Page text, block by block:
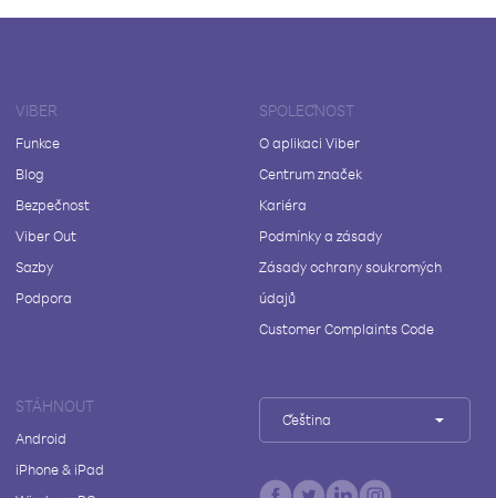
VIBER
Funkce
Blog
Bezpečnost
Viber Out
Sazby
Podpora
SPOLEČNOST
O aplikaci Viber
Centrum značek
Kariéra
Podmínky a zásady
Zásady ochrany soukromých
údajů
Customer Complaints Code
STÁHNOUT
Android
iPhone & iPad
Čeština